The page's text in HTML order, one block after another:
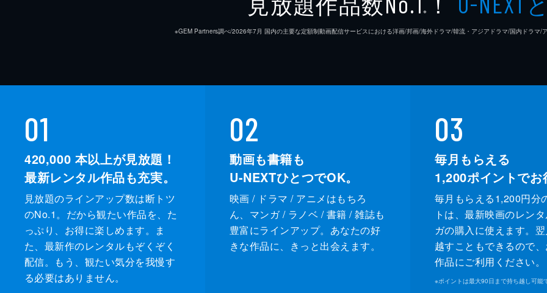
※
※GEM Partners調べ/2026年7⽉ 国内の主要な定額制動画配信サービスにおける洋画/邦画/海外ドラマ/韓流・アジアドラマ/国内ドラマ/
01
420,000 本以上が見放題！
最新レンタル作品も充実。
見放題のラインアップ数は断トツ
のNo.1。だから観たい作品を、た
っぷり、お得に楽しめます。ま
た、最新作のレンタルもぞくぞく
配信。もう、観たい気分を我慢す
る必要はありません。
02
動画も書籍も
U-NEXTひとつでOK。
映画 / ドラマ / アニメはもちろ
ん、マンガ / ラノベ / 書籍 / 雑誌も
豊富にラインアップ。あなたの好
きな作品に、きっと出会えます。
03
毎月もらえる
1,200ポイントでお
毎月もらえる1,200円分
トは、最新映画のレン
ガの購入に使えます。
越すこともできるので
作品にご利用ください。
※ポイントは最大90日まで持ち越し可能